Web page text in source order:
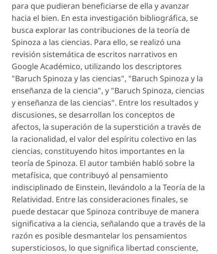
para que pudieran beneficiarse de ella y avanzar
hacia el bien. En esta investigación bibliográfica, se
busca explorar las contribuciones de la teoría de
Spinoza a las ciencias. Para ello, se realizó una
revisión sistemática de escritos narrativos en
Google Académico, utilizando los descriptores
"Baruch Spinoza y las ciencias", "Baruch Spinoza y la
enseñanza de la ciencia", y "Baruch Spinoza, ciencias
y enseñanza de las ciencias". Entre los resultados y
discusiones, se desarrollan los conceptos de
afectos, la superación de la superstición a través de
la racionalidad, el valor del espíritu colectivo en las
ciencias, constituyendo hitos importantes en la
teoría de Spinoza. El autor también habló sobre la
metafísica, que contribuyó al pensamiento
indisciplinado de Einstein, llevándolo a la Teoría de la
Relatividad. Entre las consideraciones finales, se
puede destacar que Spinoza contribuye de manera
significativa a la ciencia, señalando que a través de la
razón es posible desmantelar los pensamientos
supersticiosos, lo que significa libertad consciente,